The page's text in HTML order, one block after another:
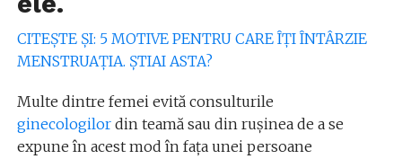
CITEȘTE ȘI: 5 MOTIVE PENTRU CARE ÎȚI ÎNTÂRZIE
MENSTRUAȚIA. ȘTIAI ASTA?
Multe dintre femei evită consulturile
ginecologilor din teamă sau din rușinea de a se
expune în acest mod în fața unei persoane